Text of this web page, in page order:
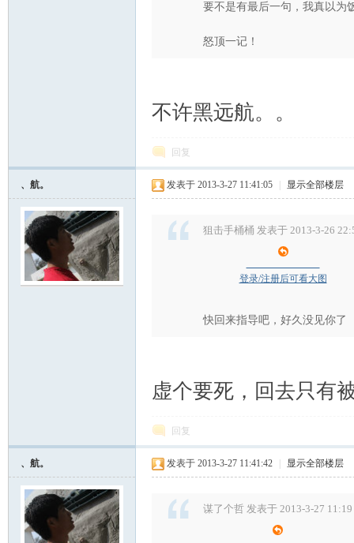
要不是有最后一句，我真以为
怒顶一记！
不许黑远航。。
回复
、航。 发表于 2013-3-27 11:41:05 显示全部楼层
狙击手桶桶 发表于 2013-3-26
登录/注册后可看大图
快回来指导吧，好久没见你了
虚个要死，回去只有
回复
、航。 发表于 2013-3-27 11:41:42 显示全部楼层
谋了个哲 发表于 2013-3-27 11:19